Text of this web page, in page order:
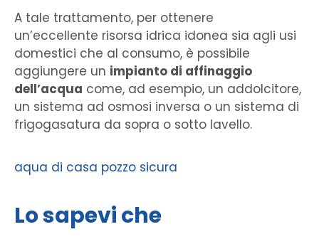
A tale trattamento, per ottenere
un’eccellente risorsa idrica idonea sia agli usi
domestici che al consumo, è possibile
aggiungere un impianto di affinaggio
dell’acqua come, ad esempio, un addolcitore,
un sistema ad osmosi inversa o un sistema di
frigogasatura da sopra o sotto lavello.
aqua di casa pozzo sicura
Lo sapevi che